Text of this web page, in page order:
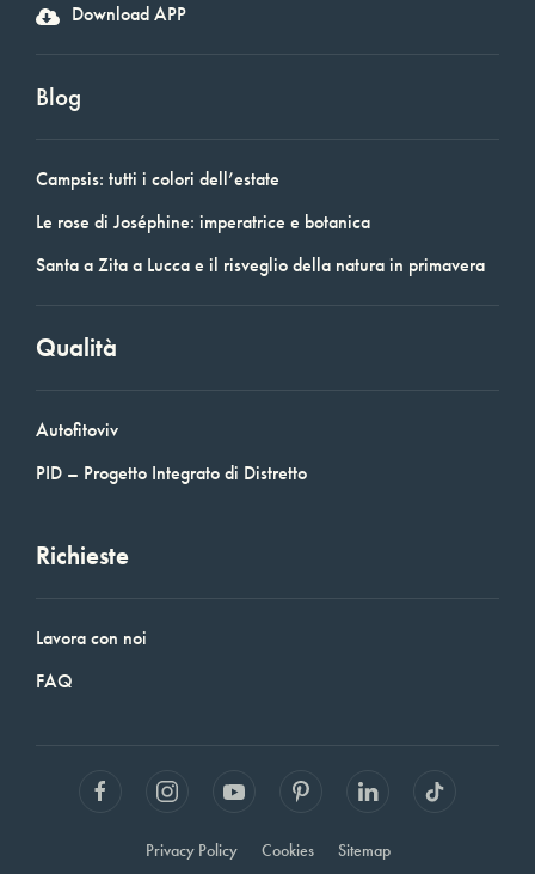
Download APP
Blog
Campsis: tutti i colori dell’estate
Le rose di Joséphine: imperatrice e botanica
Santa a Zita a Lucca e il risveglio della natura in primavera
Qualità
Autofitoviv
PID – Progetto Integrato di Distretto
Richieste
Lavora con noi
FAQ
Privacy Policy Cookies Sitemap